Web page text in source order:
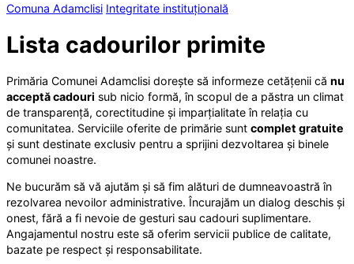
Comuna Adamclisi Integritate instituțională
Lista cadourilor primite
Primăria Comunei Adamclisi dorește să informeze cetățenii că nu
acceptă cadouri sub nicio formă, în scopul de a păstra un climat
de transparență, corectitudine și imparțialitate în relația cu
comunitatea. Serviciile oferite de primărie sunt complet gratuite
și sunt destinate exclusiv pentru a sprijini dezvoltarea și binele
comunei noastre.
Ne bucurăm să vă ajutăm și să fim alături de dumneavoastră în
rezolvarea nevoilor administrative. Încurajăm un dialog deschis și
onest, fără a fi nevoie de gesturi sau cadouri suplimentare.
Angajamentul nostru este să oferim servicii publice de calitate,
bazate pe respect și responsabilitate.